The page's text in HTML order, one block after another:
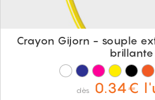
Crayon Gijorn - souple
brillante
dès 0.34€